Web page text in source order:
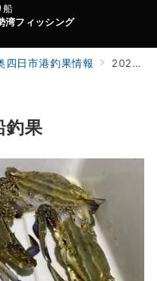
船
湾フィッシング
四日市港釣果情報 2025年7月24日海賊船釣果
果